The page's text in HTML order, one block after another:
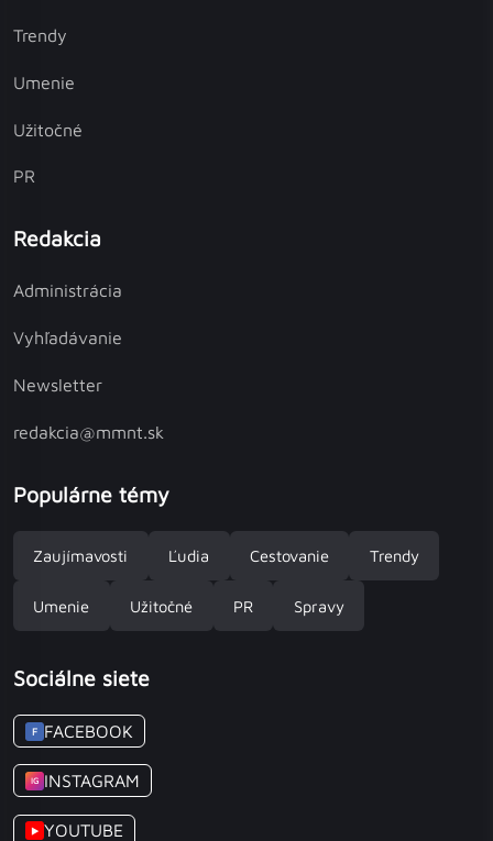
Trendy
Umenie
Užitočné
PR
Redakcia
Administrácia
Vyhľadávanie
Newsletter
redakcia@mmnt.sk
Populárne témy
Zaujímavosti Ľudia Cestovanie Trendy
Umenie Užitočné PR Spravy
Sociálne siete
F FACEBOOK
IG INSTAGRAM
▶ YOUTUBE